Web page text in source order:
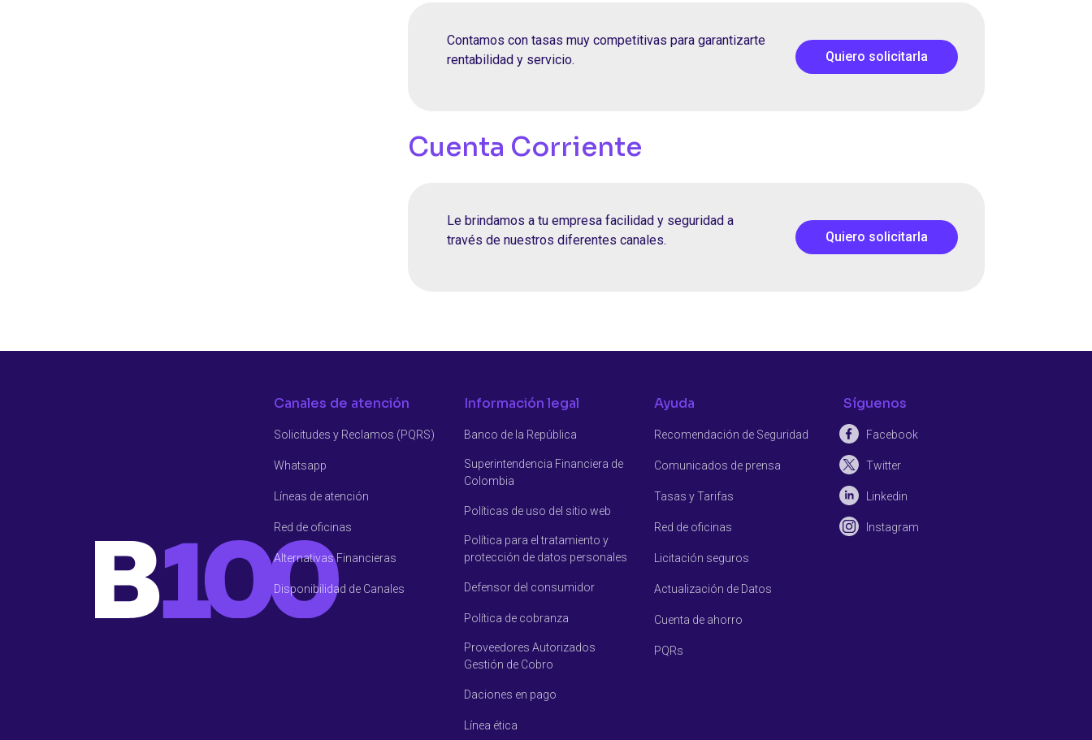
Contamos con tasas muy competitivas para garantizarte
rentabilidad y servicio.
Quiero solicitarla
Cuenta Corriente
Le brindamos a tu empresa facilidad y seguridad a
través de nuestros diferentes canales.
Quiero solicitarla
Canales de atención
Solicitudes y Reclamos (PQRS)
Whatsapp
Líneas de atención
Red de oficinas
Alternativas Financieras
Disponibilidad de Canales
Información legal
Banco de la República
Superintendencia Financiera de
Colombia
Políticas de uso del sitio web
Política para el tratamiento y
protección de datos personales
Defensor del consumidor
Política de cobranza
Proveedores Autorizados
Gestión de Cobro
Daciones en pago
Línea ética
Ayuda
Recomendación de Seguridad
Comunicados de prensa
Tasas y Tarifas
Red de oficinas
Licitación seguros
Actualización de Datos
Cuenta de ahorro
PQRs
Síguenos
Facebook
Twitter
Linkedin
Instagram